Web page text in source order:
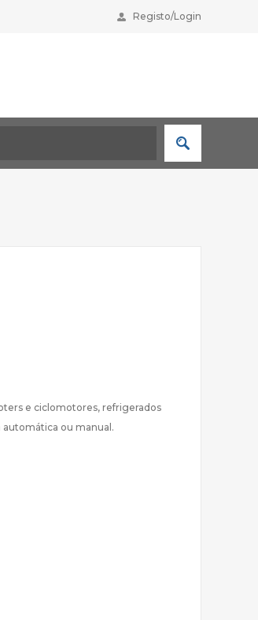
Registo/Login
e ciclomotores, refrigerados
automática ou manual.